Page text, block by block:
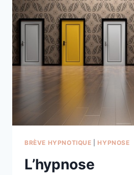
BRÈVE HYPNOTIQUE |HYPNOSE
L’hypnose